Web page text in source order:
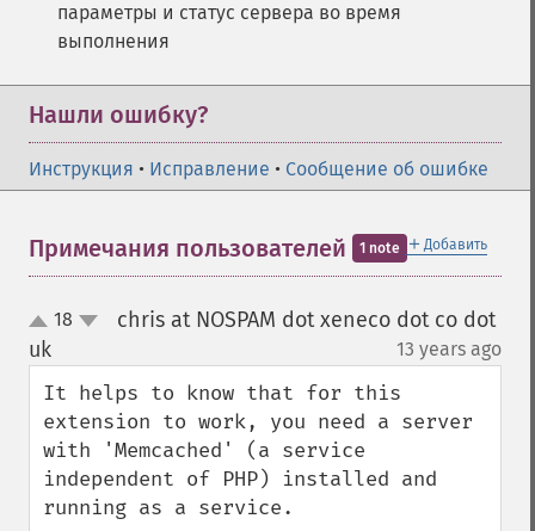
параметры и статус сервера во время
выполнения
Нашли ошибку?
Инструкция • Исправление • Сообщение об ошибке
＋ Добавить
Примечания пользователей 1 note
up18
chris at NOSPAM dot xeneco dot co dot
uk
13 years ago
It helps to know that for this
extension to work, you need a server
with 'Memcached' (a service
independent of PHP) installed and
running as a service.